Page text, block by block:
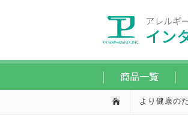
アレルギ
イン
商品一覧
より健康の